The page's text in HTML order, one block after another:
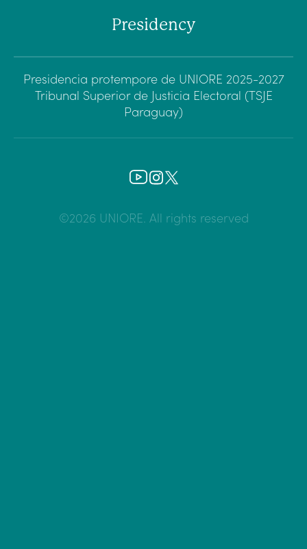
Presidency
Presidencia protempore de UNIORE 2025-2027
Tribunal Superior de Justicia Electoral (TSJE
Paraguay)
©2026 UNIORE. All rights reserved